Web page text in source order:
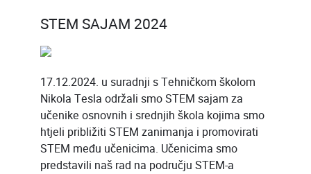
STEM SAJAM 2024
17.12.2024. u suradnji s Tehničkom školom
Nikola Tesla održali smo STEM sajam za
učenike osnovnih i srednjih škola kojima smo
htjeli približiti STEM zanimanja i promovirati
STEM među učenicima. Učenicima smo
predstavili naš rad na području STEM-a